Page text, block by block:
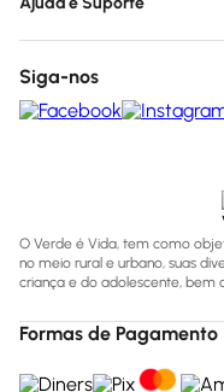
Siga-nos
O Verde é Vida, tem como
no meio rural e urbano, suas
criança e do adolescente,
Formas de Pagamento